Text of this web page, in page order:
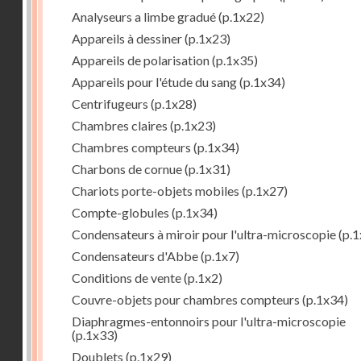
Analyseurs a limbe gradué(p.1x22)
Appareils à dessiner(p.1x23)
Appareils de polarisation(p.1x35)
Appareils pour l'étude du sang(p.1x34)
Centrifugeurs (p.1x28)
Chambres claires (p.1x23)
Chambres compteurs (p.1x34)
Charbons de cornue(p.1x31)
Chariots porte-objets mobiles (p.1x27)
Compte-globules (p.1x34)
Condensateurs à miroir pour l'ultra-microscopie
Condensateurs d'Abbe(p.1x7)
Conditions de vente(p.1x2)
Couvre-objets pour chambres compteurs (p.1x34)
Diaphragmes-entonnoirs pour l'ultra-microscopie
(p.1x33)
Doublets (p.1x29)